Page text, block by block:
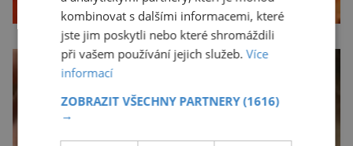
kombinovat s dalšími informacemi, které
jste jim poskytli nebo které shromáždili
při vašem používání jejich služeb.Více
informací
ZOBRAZIT VŠECHNY PARTNERY(1616)
→